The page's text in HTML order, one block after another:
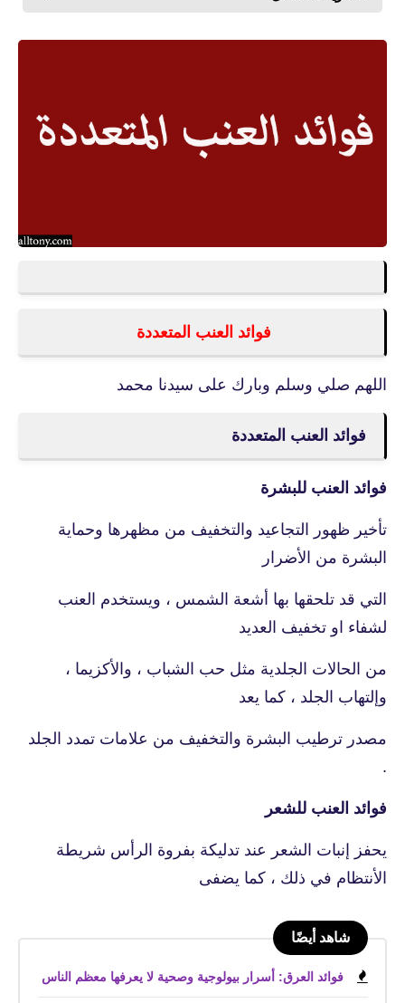
فوائد العنب المتعددة
اللهم صلي وسلم وبارك على سيدنا محمد
فوائد العنب المتعددة
فوائد العنب للبشرة
تأخير ظهور التجاعيد والتخفيف من مظهرها وحماية
البشرة من الأضرار
التي قد تلحقها بها أشعة الشمس ، ويستخدم العنب
لشفاء او تخفيف العديد
من الحالات الجلدية مثل حب الشباب ، والأكزيما ،
وإلتهاب الجلد ، كما يعد
مصدر ترطيب البشرة والتخفيف من علامات تمدد الجلد
.
فوائد العنب للشعر
يحفز إنبات الشعر عند تدليكة بفروة الرأس شريطة
الأنتظام في ذلك ، كما يضفى
شاهد أيضًا
فوائد العرق: أسرار بيولوجية وصحية لا يعرفها معظم الناس